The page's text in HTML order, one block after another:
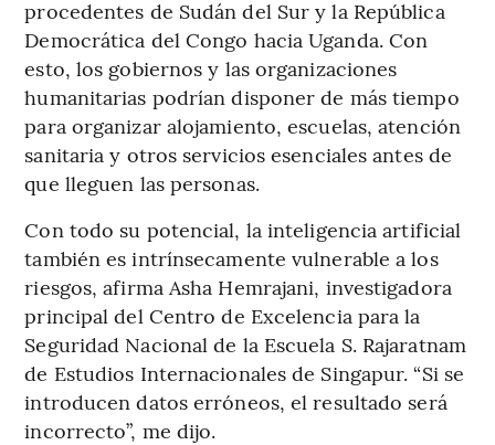
procedentes de Sudán del Sur y la República
Democrática del Congo hacia Uganda. Con
esto, los gobiernos y las organizaciones
humanitarias podrían disponer de más tiempo
para organizar alojamiento, escuelas, atención
sanitaria y otros servicios esenciales antes de
que lleguen las personas.
Con todo su potencial, la inteligencia artificial
también es intrínsecamente vulnerable a los
riesgos, afirma Asha Hemrajani, investigadora
principal del Centro de Excelencia para la
Seguridad Nacional de la Escuela S. Rajaratnam
de Estudios Internacionales de Singapur. “Si se
introducen datos erróneos, el resultado será
incorrecto”, me dijo.